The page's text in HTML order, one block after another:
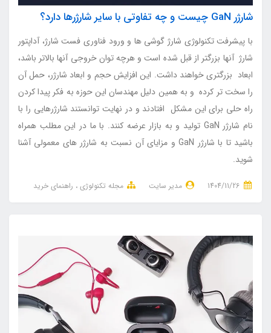
شارژر GaN چیست و چه تفاوتی با سایر شارژرها دارد؟
با پیشرفت تکنولوژی شارژ گوشی ها و ورود فناوری فست شارژ، آداپتور
شارژ آنها بزرگتر از قبل شده است و هرچه توان خروجی آنها بالاتر باشد،
ابعاد بزرگتری خواهند داشت. این افزایش حجم و ابعاد شارژر، حمل آن
را سخت تر کرده و به همین دلیل مهندسان این حوزه به فکر پیدا کردن
راه حلی برای این مشکل افتادند و در نهایت توانستند شارژرهایی را با
نام شارژر GaN تولید و به بازار عرضه کنند. با ما در این مطلب همراه
باشید تا با شارژر GaN و مزایای آن نسبت به شارژر های معمولی آشنا
شوید.
مدیر سایت مجله تکنولوژی راهنمای خرید